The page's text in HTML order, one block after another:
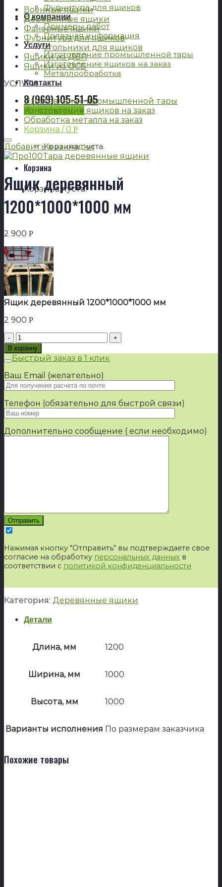
Фурнитура для ящиков
О компании
Примеры работ
Полезная информация
Услуги
Изготовление промышленной тары
Изготовление ящиков на заказ
Металлообработка
Контакты
8 (969) 105-51-05
Консультация
Корзина /0 Р
Корзина пуста.
Корзина
Корзина пуста.
Военные ящики
Деревянные ящики
Фанерные ящики
Фурнитура для ящиков
Угольники для ящиков
Ящики из ДВП
Ящики из ОСБ
УСЛУГИ
Изготовление промышленной тары
Изготовление ящиков на заказ
Обработка металла на заказ
Добавить в закладки
Ящик деревянный
1200*1000*1000 мм
2 900 Р
Ящик деревянный 1200*1000*1000 мм
2 900 Р
Количество
товара
Ящик
деревянный
1200*1000*1000
мм
В корзину
Быстрый заказ в 1 клик
Ваш Email (желательно)
Телефон (обязательно для быстрой связи)
Дополнительно сообщение ( если необходимо)
Нажимая кнопку "Отправить" вы подтверждаете свое
согласие на обработку персональных данных в
соответствии с политикой конфиденциальности
Категория: Деревянные ящики
Детали
Длина, мм 1200
Ширина, мм 1000
Высота, мм 1000
Варианты исполнения По размерам заказчика
Похожие товары